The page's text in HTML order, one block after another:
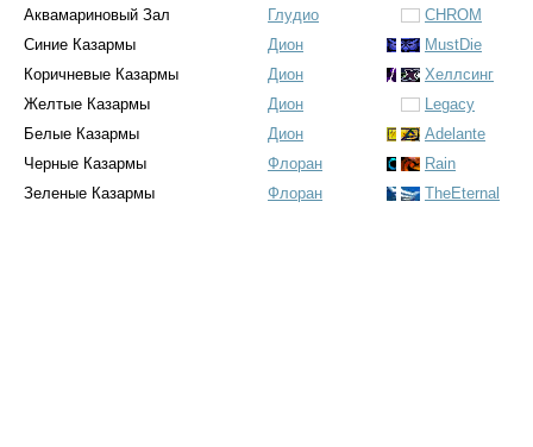
Аквамариновый Зал
Глудио
CHROM
Синие Казармы
Дион
MustDie
Коричневые Казармы
Дион
Хеллсинг
Желтые Казармы
Дион
Legacy
Белые Казармы
Дион
Adelante
Черные Казармы
Флоран
Rain
Зеленые Казармы
Флоран TheEternal